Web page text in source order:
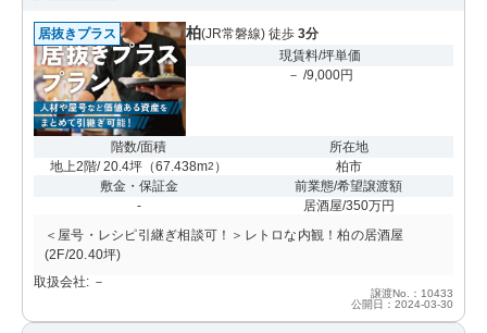
居抜きプラス 柏(JR常磐線) 徒歩 3分
現賃料/坪単価
－ /9,000円
階数/面積
地上2階/ 20.4坪 （67.438m2 ）
所在地
柏市
敷金・保証金
-
前業態/希望譲渡額
居酒屋/350万円
＜屋号・レシピ引継ぎ相談可！＞レトロな内観！柏の居酒屋
(2F/20.40坪)
取扱会社: －
譲渡No.：10433
公開日：2024-03-30